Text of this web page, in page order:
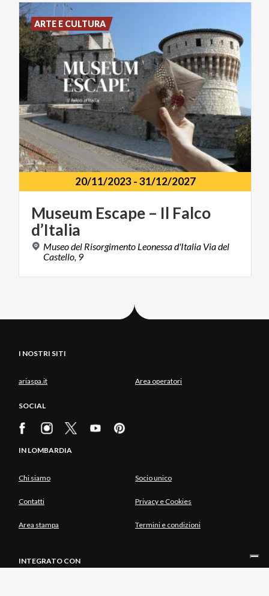
20/11/2023-31/12/2027
Museum Escape – Il Falco
d’Italia
Museo del Risorgimento Leonessa d'Italia Via del
Castello, 9
ARTE E CULTURA
I NOSTRI SITI
ariaspa.it Area operatori
SOCIAL
IN LOMBARDIA
Chi siamo Socio unico
Contatti Privacy e Cookies
Area stampa Termini e condizioni
INTEGRATO CON